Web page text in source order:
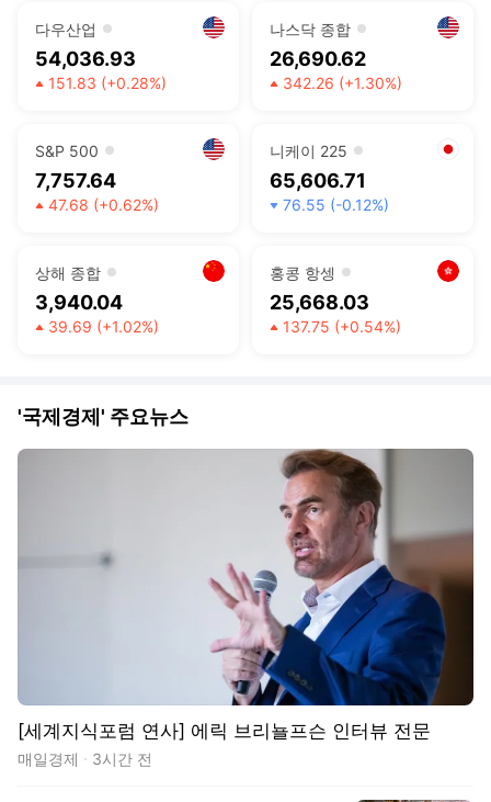
다우산업
54,036.93
151.83 (+0.28%)
나스닥 종합
26,690.62
342.26 (+1.30%)
S&P 500
7,757.64
47.68 (+0.62%)
니케이 225
65,606.71
76.55 (-0.12%)
상해 종합
3,940.04
39.69 (+1.02%)
홍콩 항셍
25,668.03
137.75 (+0.54%)
'국제경제' 주요뉴스
[세계지식포럼 연사] 에릭 브리뇰프슨 인터뷰 전문
매일경제 3시간 전